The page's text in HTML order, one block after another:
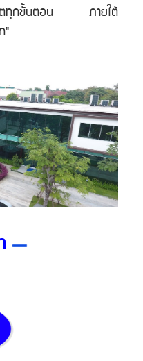
ลิตทุกขั้นตอน ภายใต้
"